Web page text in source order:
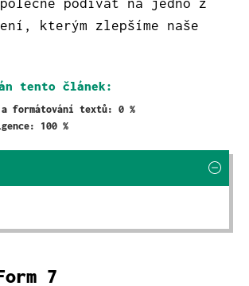
podívat na jedno z
kterým zlepšíme naše
tento článek:
formátování textů: 0 %
100 %
7